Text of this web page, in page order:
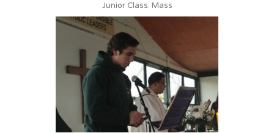
Junior Class: Mass